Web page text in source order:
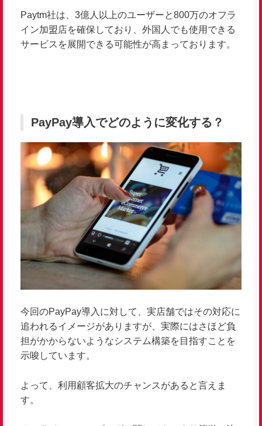
Paytm社は、3億人以上のユーザーと800万のオフラ
イン加盟店を確保しており、外国人でも使用できる
サービスを展開できる可能性が高まっております。
PayPay導入でどのように変化する？
今回のPayPay導入に対して、実店舗ではその対応に
追われるイメージがありますが、実際にはさほど負
担がかからないようなシステム構築を目指すことを
示唆しています。
よって、利用顧客拡大のチャンスがあると言えま
す。